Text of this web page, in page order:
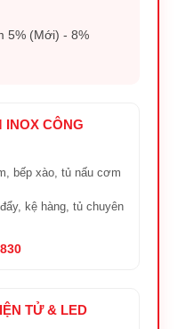
5% (Mới) - 8%
INOX CÔNG
bếp xào, tủ nấu cơm
kệ hàng, tủ chuyên
TỬ & LED